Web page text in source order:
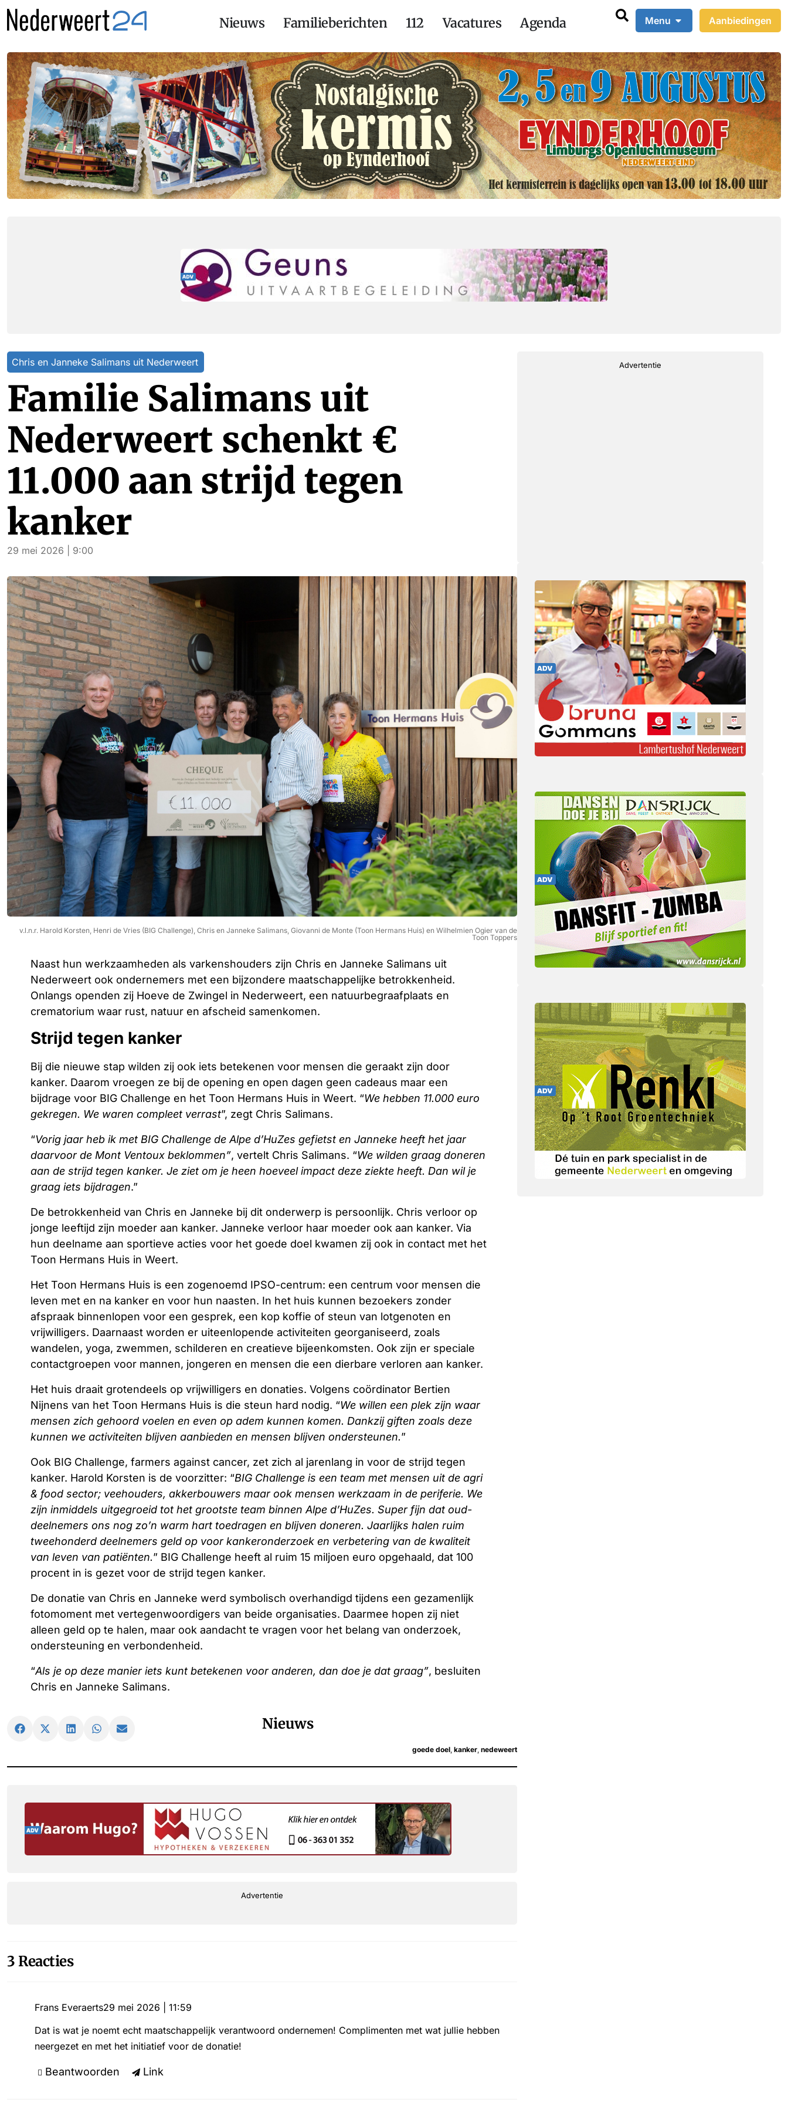
Nieuws Familieberichten 112 Vacatures Agenda Menu Aanbiedingen
Chris en Janneke Salimans uit Nederweert
Familie Salimans uit
Nederweert schenkt €
11.000 aan strijd tegen
kanker
29 mei 2026 | 9:00
v.l.n.r. Harold Korsten, Henri de Vries (BIG Challenge), Chris en Janneke Salimans, Giovanni de Monte (Toon Hermans Huis) en Wilhelmien Ogier van de
Toon Toppers
Naast hun werkzaamheden als varkenshouders zijn Chris en Janneke Salimans uit
Nederweert ook ondernemers met een bijzondere maatschappelijke betrokkenheid.
Onlangs openden zij Hoeve de Zwingel in Nederweert, een natuurbegraafplaats en
crematorium waar rust, natuur en afscheid samenkomen.
Strijd tegen kanker
Bij die nieuwe stap wilden zij ook iets betekenen voor mensen die geraakt zijn door
kanker. Daarom vroegen ze bij de opening en open dagen geen cadeaus maar een
bijdrage voor BIG Challenge en het Toon Hermans Huis in Weert. “We hebben 11.000 euro
gekregen. We waren compleet verrast”, zegt Chris Salimans.
“Vorig jaar heb ik met BIG Challenge de Alpe d’HuZes gefietst en Janneke heeft het jaar
daarvoor de Mont Ventoux beklommen”, vertelt Chris Salimans. “We wilden graag doneren
aan de strijd tegen kanker. Je ziet om je heen hoeveel impact deze ziekte heeft. Dan wil je
graag iets bijdragen.”
De betrokkenheid van Chris en Janneke bij dit onderwerp is persoonlijk. Chris verloor op
jonge leeftijd zijn moeder aan kanker. Janneke verloor haar moeder ook aan kanker. Via
hun deelname aan sportieve acties voor het goede doel kwamen zij ook in contact met het
Toon Hermans Huis in Weert.
Het Toon Hermans Huis is een zogenoemd IPSO-centrum: een centrum voor mensen die
leven met en na kanker en voor hun naasten. In het huis kunnen bezoekers zonder
afspraak binnenlopen voor een gesprek, een kop koffie of steun van lotgenoten en
vrijwilligers. Daarnaast worden er uiteenlopende activiteiten georganiseerd, zoals
wandelen, yoga, zwemmen, schilderen en creatieve bijeenkomsten. Ook zijn er speciale
contactgroepen voor mannen, jongeren en mensen die een dierbare verloren aan kanker.
Het huis draait grotendeels op vrijwilligers en donaties. Volgens coördinator Bertien
Nijnens van het Toon Hermans Huis is die steun hard nodig. “We willen een plek zijn waar
mensen zich gehoord voelen en even op adem kunnen komen. Dankzij giften zoals deze
kunnen we activiteiten blijven aanbieden en mensen blijven ondersteunen.”
Ook BIG Challenge, farmers against cancer, zet zich al jarenlang in voor de strijd tegen
kanker. Harold Korsten is de voorzitter: “BIG Challenge is een team met mensen uit de agri
& food sector; veehouders, akkerbouwers maar ook mensen werkzaam in de periferie. We
zijn inmiddels uitgegroeid tot het grootste team binnen Alpe d’HuZes. Super fijn dat oud-
deelnemers ons nog zo’n warm hart toedragen en blijven doneren. Jaarlijks halen ruim
tweehonderd deelnemers geld op voor kankeronderzoek en verbetering van de kwaliteit
van leven van patiënten.” BIG Challenge heeft al ruim 15 miljoen euro opgehaald, dat 100
procent in is gezet voor de strijd tegen kanker.
De donatie van Chris en Janneke werd symbolisch overhandigd tijdens een gezamenlijk
fotomoment met vertegenwoordigers van beide organisaties. Daarmee hopen zij niet
alleen geld op te halen, maar ook aandacht te vragen voor het belang van onderzoek,
ondersteuning en verbondenheid.
“Als je op deze manier iets kunt betekenen voor anderen, dan doe je dat graag”, besluiten
Chris en Janneke Salimans.
Nieuws
goede doel kanker nedeweert
Advertentie
3 Reacties
Frans Everaerts29 mei 2026 | 11:59
Dat is wat je noemt echt maatschappelijk verantwoord ondernemen! Complimenten met wat jullie hebben
neergezet en met het initiatief voor de donatie!
Beantwoorden Link
Advertentie